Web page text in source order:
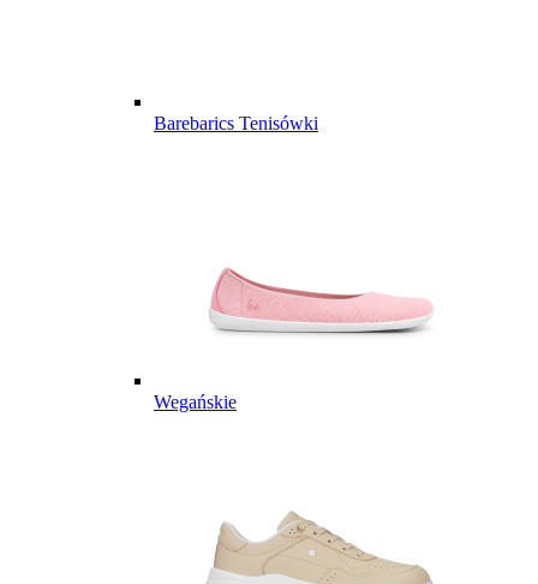
Barebarics Tenisówki
Wegańskie